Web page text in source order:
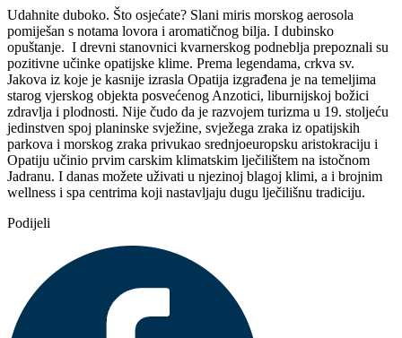
Udahnite duboko. Što osjećate? Slani miris morskog aerosola
pomiješan s notama lovora i aromatičnog bilja. I dubinsko
opuštanje. I drevni stanovnici kvarnerskog podneblja prepoznali su
pozitivne učinke opatijske klime. Prema legendama, crkva sv.
Jakova iz koje je kasnije izrasla Opatija izgrađena je na temeljima
starog vjerskog objekta posvećenog Anzotici, liburnijskoj božici
zdravlja i plodnosti. Nije čudo da je razvojem turizma u 19. stoljeću
jedinstven spoj planinske svježine, svježega zraka iz opatijskih
parkova i morskog zraka privukao srednjoeuropsku aristokraciju i
Opatiju učinio prvim carskim klimatskim lječilištem na istočnom
Jadranu. I danas možete uživati u njezinoj blagoj klimi, a i brojnim
wellness i spa centrima koji nastavljaju dugu lječilišnu tradiciju.
Podijeli